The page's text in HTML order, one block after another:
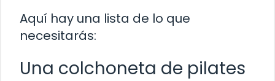
Aquí hay una lista de lo que
necesitarás:
Una colchoneta de pilates